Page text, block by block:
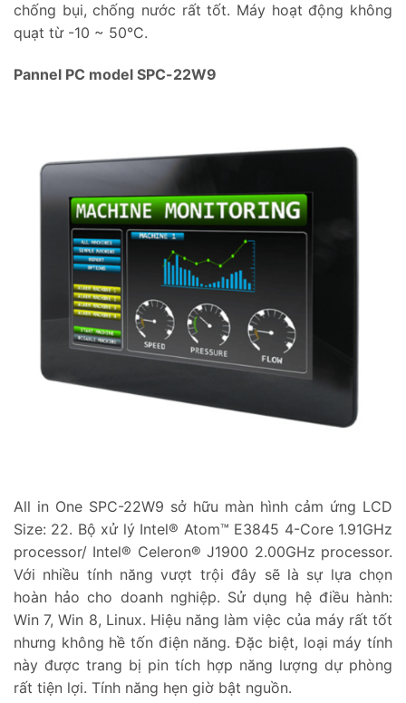
chống bụi, chống nước rất tốt. Máy hoạt động không
quạt từ -10 ~ 50°C.
Pannel PC model SPC-22W9
All in One SPC-22W9 sở hữu màn hình cảm ứng LCD
Size: 22. Bộ xử lý Intel® Atom™ E3845 4-Core 1.91GHz
processor/ Intel® Celeron® J1900 2.00GHz processor.
Với nhiều tính năng vượt trội đây sẽ là sự lựa chọn
hoàn hảo cho doanh nghiệp. Sử dụng hệ điều hành:
Win 7, Win 8, Linux. Hiệu năng làm việc của máy rất tốt
nhưng không hề tốn điện năng. Đặc biệt, loại máy tính
này được trang bị pin tích hợp năng lượng dự phòng
rất tiện lợi. Tính năng hẹn giờ bật nguồn.